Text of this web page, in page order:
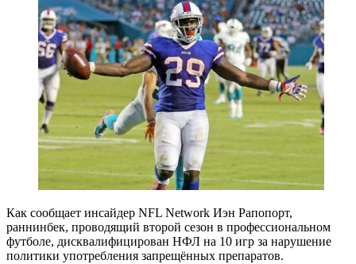
Как сообщает инсайдер NFL Network Иэн Рапопорт,
раннинбек, проводящий второй сезон в профессиональном
футболе, дисквалифицирован НФЛ на 10 игр за нарушение
политики употребления запрещённых препаратов.